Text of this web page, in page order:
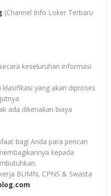
(Channel Info Loker Terbaru
keseluruhan informasi
yang akan diproses
ada dikenakan biaya
bagi Anda para pencari
kepada
BUMN, CPNS & Swasta